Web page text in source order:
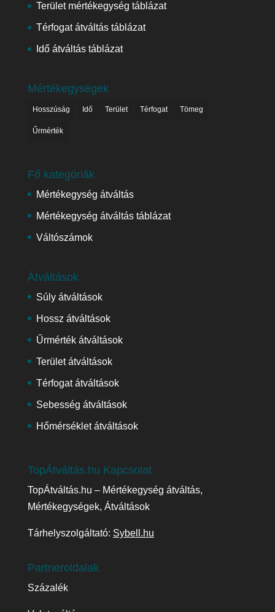
Terület mértékegység táblázat
Térfogat átváltás táblázat
Idő átváltás táblázat
Mértékegységek
Hosszúság Idő Terület Térfogat Tömeg
Űrmérték
Fő kategóriák
Mértékegység átváltás
Mértékegység átváltás táblázat
Váltószámok
Átváltások
Súly átváltások
Hossz átváltások
Űrmérték átváltások
Terület átváltások
Térfogat átváltások
Sebesség átváltások
Hőmérséklet átváltások
TopÁtváltás.hu Kapcsolat
TopÁtváltás.hu – Mértékegység átváltás,
Mértékegységek, Átváltások
Tárhelyszolgáltató: Sybell.hu
Partneroldalak
Százalék